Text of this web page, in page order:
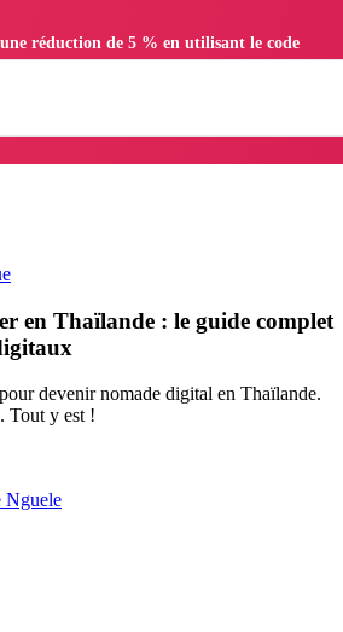
en Thaïlande : le guide complet
devenir nomade digital en Thaïlande.
Tout y est !
Nguele